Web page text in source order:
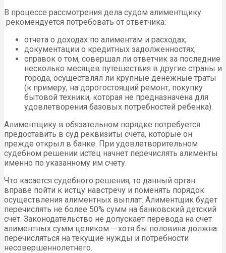
В процессе рассмотрения дела судом алиментщику
рекомендуется потребовать от ответчика:
отчета о доходах по алиментам и расходах;
документации о кредитных задолженностях;
справок о том, совершал ли ответчик за последние
несколько месяцев путешествия в другие страны и
города, осуществлял ли крупные денежные траты
(к примеру, на дорогостоящий ремонт, покупку
бытовой техники, которая не предназначена для
удовлетворения базовых потребностей ребенка).
Алиментщику в обязательном порядке потребуется
предоставить в суд реквизиты счета, которые он
прежде открыл в банке. При удовлетворительном
судебном решении истец начнет перечислять алименты
именно по указанному им счету.
Что касается судебного решения, то данный орган
вправе пойти к истцу навстречу и поменять порядок
осуществления алиментных выплат. Алиментщик будет
перечислять не более 50% сумм на банковский детский
счет. Законодательство не допускает перевода на счет
алиментных сумм целиком – хотя бы половина должна
перечисляться на текущие нужды и потребности
несовершеннолетнего.